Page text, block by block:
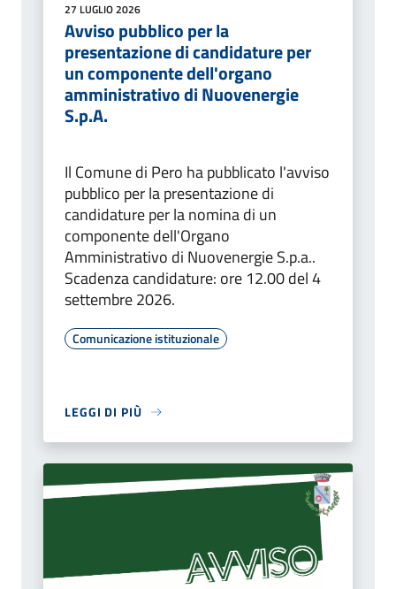
27 LUGLIO 2026
Avviso pubblico per la
presentazione di candidature per
un componente dell'organo
amministrativo di Nuovenergie
S.p.A.
Il Comune di Pero ha pubblicato l'avviso
pubblico per la presentazione di
candidature per la nomina di un
componente dell'Organo
Amministrativo di Nuovenergie S.p.a..
Scadenza candidature: ore 12.00 del 4
settembre 2026.
Comunicazione istituzionale
LEGGI DI PIÙ